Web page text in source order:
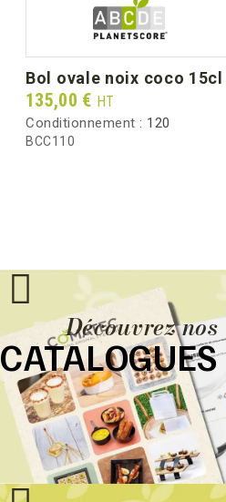
bol ovale noix coco 15cl
Prix
135,00 € HT
Conditionnement : 120
BCC110
Découvrez nos
CATALOGUES